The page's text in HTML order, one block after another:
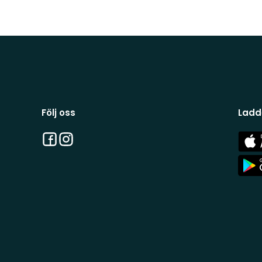
Följ oss
Facebook
Instagram
App
Store
App
Store